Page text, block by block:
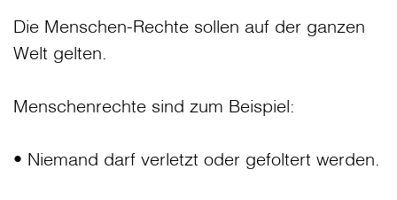
Die Menschen-Rechte sollen auf der ganzen
Welt gelten.
Menschenrechte sind zum Beispiel:
• Niemand darf verletzt oder gefoltert werden.